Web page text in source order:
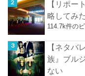
【リポー
略してみ
114.7k件の
【ネタバ
族』ブル
ない